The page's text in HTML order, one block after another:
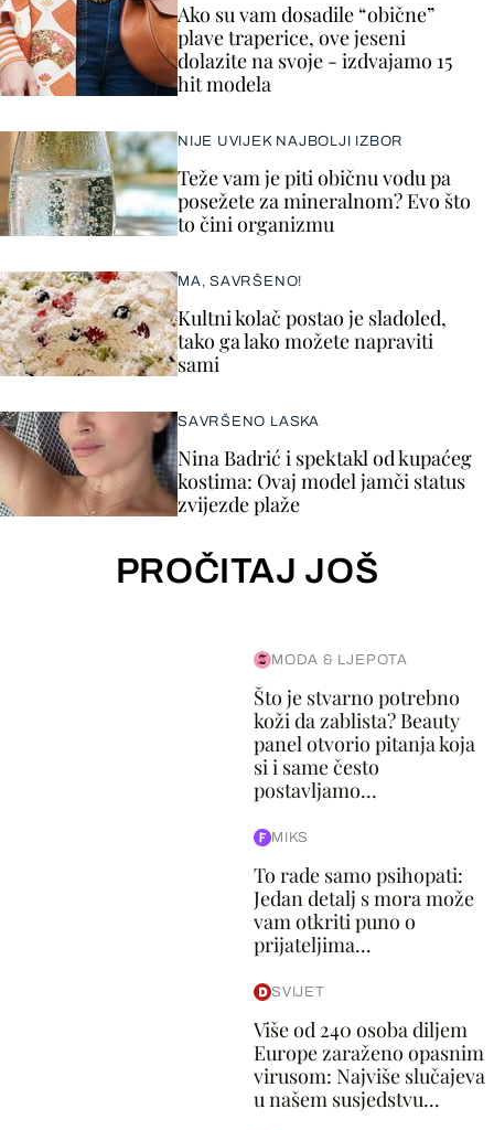
Ako su vam dosadile “obične”
plave traperice, ove jeseni
dolazite na svoje - izdvajamo 15
hit modela
NIJE UVIJEK NAJBOLJI IZBOR
Teže vam je piti običnu vodu pa
posežete za mineralnom? Evo što
to čini organizmu
MA, SAVRŠENO!
Kultni kolač postao je sladoled,
tako ga lako možete napraviti
sami
SAVRŠENO LASKA
Nina Badrić i spektakl od kupaćeg
kostima: Ovaj model jamči status
zvijezde plaže
PROČITAJ JOŠ
MODA & LJEPOTA
Što je stvarno potrebno
koži da zablista? Beauty
panel otvorio pitanja koja
si i same često
postavljamo...
MIKS
To rade samo psihopati:
Jedan detalj s mora može
vam otkriti puno o
prijateljima...
SVIJET
Više od 240 osoba diljem
Europe zaraženo opasnim
virusom: Najviše slučajeva
u našem susjedstvu...